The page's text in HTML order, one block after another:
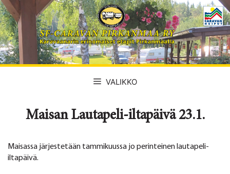
Siirry
sisältöön
VALIKKO
Maisan Lautapeli-iltapäivä 23.1.
Maisassa järjestetään tammikuussa jo perinteinen lautapeli-
iltapäivä.